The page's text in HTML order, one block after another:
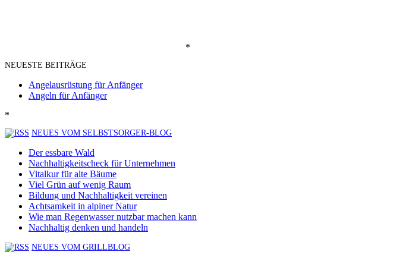
*
NEUESTE BEITRÄGE
Angelausrüstung für Anfänger
Angeln für Anfänger
*
NEUES VOM SELBSTSORGER-BLOG
Der essbare Wald
Nachhaltigkeitscheck für Unternehmen
Vitalkur für alte Bäume
Viel Grün auf wenig Raum
Bildung und Nachhaltigkeit vereinen
Achtsamkeit in alpiner Natur
Wie man Regenwasser nutzbar machen kann
Nachhaltig denken und handeln
NEUES VOM GRILLBLOG